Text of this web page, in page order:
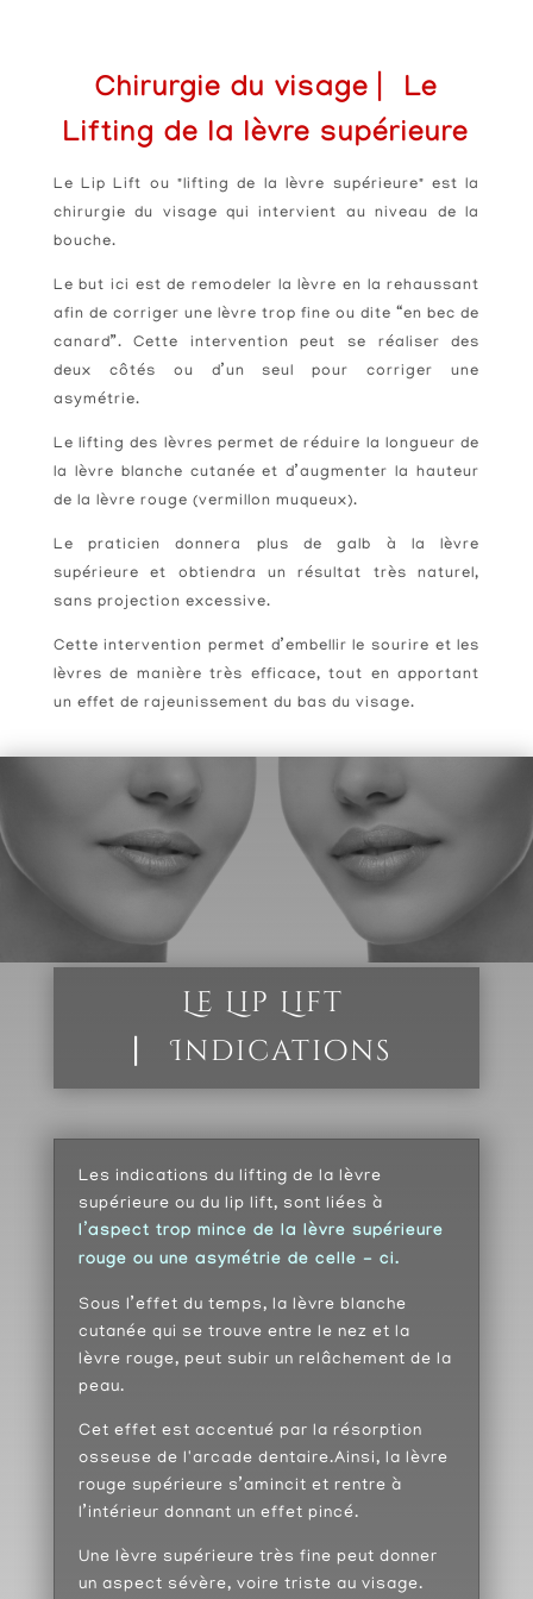
Chirurgie du visage ⎸ Le
Lifting de la lèvre supérieure
Le Lip Lift ou "lifting de la lèvre supérieure" est la
chirurgie du visage qui intervient au niveau de la
bouche.
Le but ici est de remodeler la lèvre en la rehaussant
afin de corriger une lèvre trop fine ou dite “en bec de
canard”. Cette intervention peut se réaliser des
deux côtés ou d’un seul pour corriger une
asymétrie.
Le lifting des lèvres permet de réduire la longueur de
la lèvre blanche cutanée et d’augmenter la hauteur
de la lèvre rouge (vermillon muqueux).
Le praticien donnera plus de galb à la lèvre
supérieure et obtiendra un résultat très naturel,
sans projection excessive.
Cette intervention permet d’embellir le sourire et les
lèvres de manière très efficace, tout en apportant
un effet de rajeunissement du bas du visage.
Le Lip Lift
⎸Indications
Les indications du lifting de la lèvre
supérieure ou du lip lift, sont liées à
l’aspect trop mince de la lèvre supérieure
rouge ou une asymétrie de celle - ci.
Sous l’effet du temps, la lèvre blanche
cutanée qui se trouve entre le nez et la
lèvre rouge, peut subir un relâchement de la
peau.
Cet effet est accentué par la résorption
osseuse de l'arcade dentaire.Ainsi, la lèvre
rouge supérieure s’amincit et rentre à
l’intérieur donnant un effet pincé.
Une lèvre supérieure très fine peut donner
un aspect sévère, voire triste au visage.